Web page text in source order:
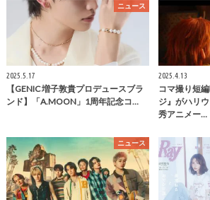
ニュース
2025.5.17
【GENIC 増子敦貴プロデュースブラ
ンド】「A.MOON」1周年記念コ…
2025.4.13
コマ撮り短
ジ』がハリ
秀アニメー…
ニュース